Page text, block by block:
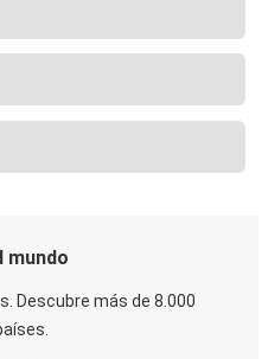
mundo
Descubre más de 8.000